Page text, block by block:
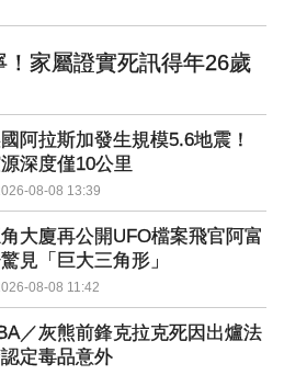
家屬證實死訊得年26歲
阿拉斯加發生規模5.6地震！
深度僅10公里
08-08 13:39
大廈再公開UFO檔案飛官阿富
見「巨大三角形」
08-08 11:42
／灰熊前鋒克拉克死因出爐法
定毒品意外